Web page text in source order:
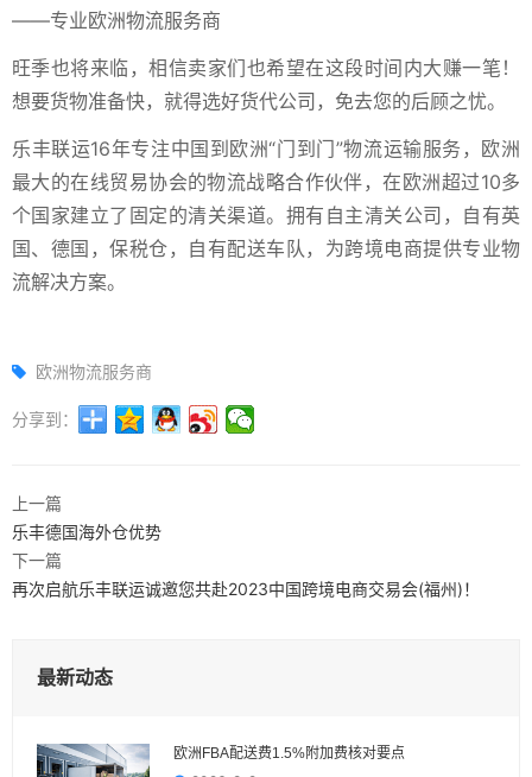
——专业欧洲物流服务商
旺季也将来临，相信卖家们也希望在这段时间内大赚一笔！
想要货物准备快，就得选好货代公司，免去您的后顾之忧。
乐丰联运16年专注中国到欧洲“门到门”物流运输服务， 欧洲
最大的在线贸易协会的物流战略合作伙伴，在欧洲超过10多
个国家建立了固定的清关渠道。拥有自主清关公司，自有英
国、德国，保税仓，自有配送车队，为跨境电商提供专业物
流解决方案。
欧洲物流服务商
分享到：
上一篇
乐丰德国海外仓优势
下一篇
再次启航乐丰联运诚邀您共赴2023中国跨境电商交易会(福州)！
最新动态
欧洲FBA配送费1.5%附加费核对要点